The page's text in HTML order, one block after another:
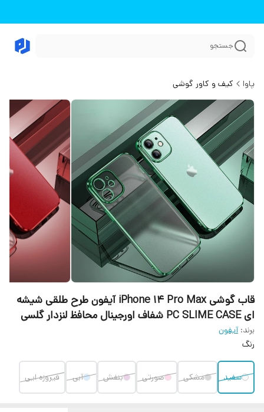
جستجو
پاوا کیف و کاور گوشی
قاب گوشی iPhone 14 Pro Max آیفون طرح طلقی شیشه
ای PC SLIME CASE شفاف اورجینال محافظ لنزدار گلسی
برند: آیفون
رنگ
سفید مشکی صورتی بنفش آبی فیروزه ایی